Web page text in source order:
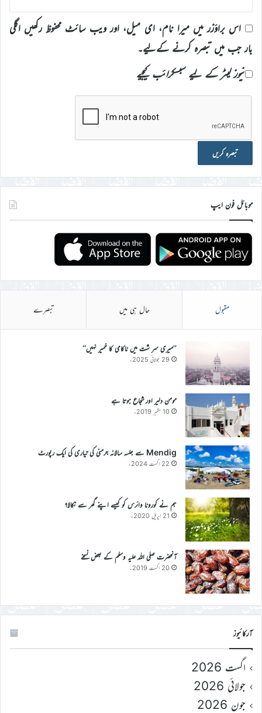
اس براؤزر میں میرا نام، ای میل، اور ویب سائٹ محفوظ رکھیں اگلی
بار جب میں تبصرہ کرنے کےلیے۔
نیوز لیٹر کے لیے سبسکرائب کیجیے
موبائل فون ایپ
مقبول حال ہی میں تبصرے
’’میری سر شت میں ناکامی کا خمیر نہیں‘‘
29 جولائی 2025ء
مومن دلیر اور شجاع ہوتا ہے
10 ستمبر 2019ء
Mendig سے جلسہ سالانہ جرمنی کی تیاری کی ایک رپورٹ
22 اگست 2024ء
ہم نے کورونا وائرس کو کیسے اپنے گھر سے نکالا؟
21 اپریل 2020ء
آنحضرت صلی اللہ علیہ وسلم کے بعض نسخے
20 اگست 2019ء
آرکائیوز
اگست 2026
جولائی 2026
جون 2026